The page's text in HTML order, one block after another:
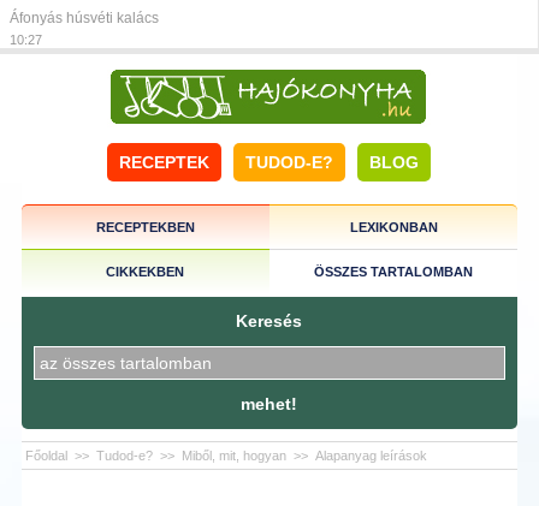
Áfonyás húsvéti kalács
10:27
RECEPTEK TUDOD-E? BLOG
RECEPTEKBEN LEXIKONBAN
CIKKEKBEN ÖSSZES TARTALOMBAN
Keresés
mehet!
Főoldal >> Tudod-e? >> Miből, mit, hogyan >> Alapanyag leírások